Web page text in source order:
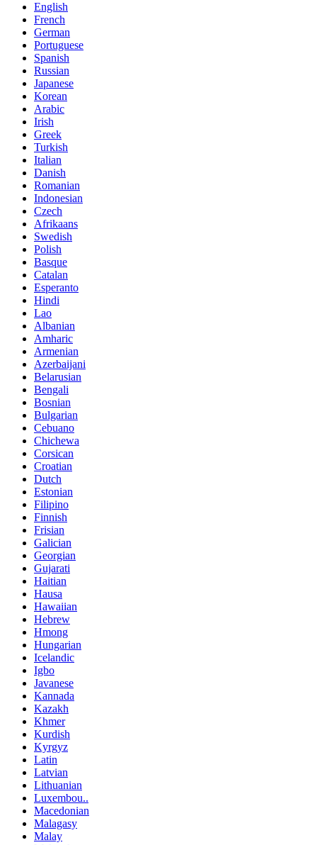
English
French
German
Portuguese
Spanish
Russian
Japanese
Korean
Arabic
Irish
Greek
Turkish
Italian
Danish
Romanian
Indonesian
Czech
Afrikaans
Swedish
Polish
Basque
Catalan
Esperanto
Hindi
Lao
Albanian
Amharic
Armenian
Azerbaijani
Belarusian
Bengali
Bosnian
Bulgarian
Cebuano
Chichewa
Corsican
Croatian
Dutch
Estonian
Filipino
Finnish
Frisian
Galician
Georgian
Gujarati
Haitian
Hausa
Hawaiian
Hebrew
Hmong
Hungarian
Icelandic
Igbo
Javanese
Kannada
Kazakh
Khmer
Kurdish
Kyrgyz
Latin
Latvian
Lithuanian
Luxembou..
Macedonian
Malagasy
Malay